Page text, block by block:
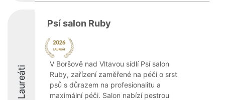
Laureáti
Psí salon Ruby
V Boršově nad Vltavou sídlí Psí salon
Ruby, zařízení zaměřené na péči o srst
psů s důrazem na profesionalitu a
maximální péči. Salon nabízí pestrou